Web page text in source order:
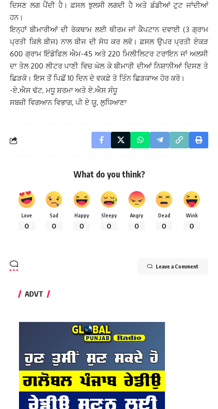
ਦਿਸਣ ਲਗ ਪੈਂਦੀ ਹੈ। ਫ਼ਸਲ ਝੁਲਸੀ ਲਗਦੀ ਹੈ ਅਤੇ ਡੰਡੀਆਂ ਟੁਟ ਜਾਂਦੀਆਂ
ਹਨ।
ਇਨ੍ਹਾਂ ਬੀਮਾਰੀਆਂ ਦੀ ਰੋਕਥਾਮ ਲਈ ਥੀਰਮ ਜਾਂ ਕੈਪਟਾਨ ਦਵਾਈ (3 ਗ੍ਰਾਮ
ਪ੍ਰਤੀ ਕਿਲੋ ਬੀਜ) ਨਾਲ ਬੀਜ ਦੀ ਸੋਧ ਕਰ ਲਵੋ। ਫ਼ਸਲ ਉਪਰ ਪ੍ਰਤੀ ਏਕੜ
600 ਗ੍ਰਾਮ ਇੰਡੋਫਿਲ ਐਮ-45 ਅਤੇ 220 ਮਿਲੀਲਿਟਰ ਟਰਾਇਨ ਜਾਂ ਅਲਸੀ
ਦਾ ਤੇਲ 200 ਲੀਟਰ ਪਾਣੀ ਵਿਚ ਘੋਲ ਕੇ ਬੀਮਾਰੀ ਦੀਆਂ ਨਿਸ਼ਾਨੀਆਂ ਦਿਸਣ ਤੇ
ਛਿੜਕੋ। ਇਸ ਤੋਂ ਪਿਛੋਂ 10 ਦਿਨ ਦੇ ਵਕਫ਼ੇ ਤੇ ਤਿੰਨ ਛਿੜਕਾਅ ਹੋਰ ਕਰੋ।
-ਏ.ਐਸ ਢੱਟ, ਮਧੂ ਸ਼ਰਮਾ ਅਤੇ ਏ.ਐਸ ਸੰਧੂ
ਸਬਜ਼ੀ ਵਿਗਆਨ ਵਿਭਾਗ, ਪੀ ਏ ਯੂ, ਲੁਧਿਆਣਾ
What do you think?
Love
0
Sad
0
Happy
0
Sleepy
0
Angry
0
Dead
0
Wink
0
Leave a Comment
ADVT